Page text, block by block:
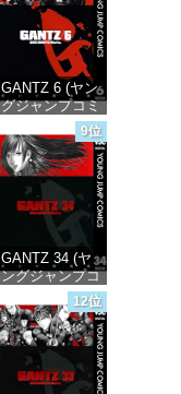
GANTZ 6 (ヤン
グジャンプコミ
ックスDIGITAL)
価格：¥100
9位
GANTZ 34 (ヤ
ングジャンプコ
DIGITAL)
価格：¥100
12位